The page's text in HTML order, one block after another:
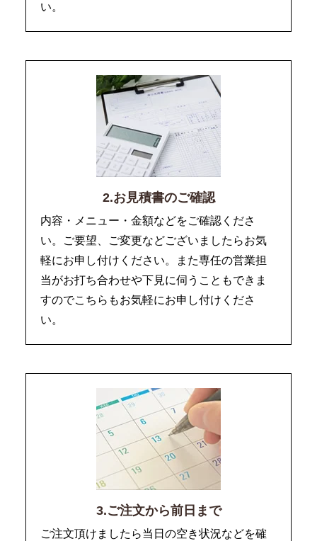
い。
2.お見積書のご確認
内容・メニュー・金額などをご確認くださ
い。ご要望、ご変更などございましたらお気
軽にお申し付けください。また専任の営業担
当がお打ち合わせや下見に伺うこともできま
すのでこちらもお気軽にお申し付けくださ
い。
3.ご注文から前日まで
ご注文頂けましたら当日の空き状況などを確